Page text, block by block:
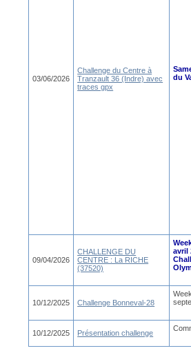
03/06/2026
Challenge du Centre à
Tranzault 36 (Indre) avec
traces gpx
du
09/04/2026
CHALLENGE DU
CENTRE : La RICHE
(37520)
avril
10/12/2025 Challenge Bonneval-28
10/12/2025 Présentation challenge